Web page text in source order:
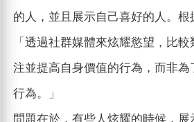
的人，並且展示自己喜好的人。根
「透過社群媒體來炫耀慾望，比
注並提高自身價值的行為，而非為
行為。」
問題在於，有些人炫耀的時候，